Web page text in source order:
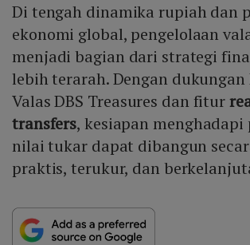
Di tengah dinamika rupiah dan
ekonomi global, pengelolaan
menjadi bagian dari strategi
lebih terarah. Dengan dukungan
Valas DBS Treasures dan fitur
transfers, kesiapan menghadapi
nilai tukar dapat dibangun
praktis, terukur, dan